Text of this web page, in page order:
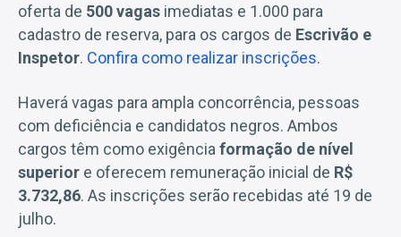
oferta de 500 vagas imediatas e 1.000 para
cadastro de reserva, para os cargos de Escrivão e
Inspetor. Confira como realizar inscrições.
Haverá vagas para ampla concorrência, pessoas
com deficiência e candidatos negros. Ambos
cargos têm como exigência formação de nível
superior e oferecem remuneração inicial de R$
3.732,86. As inscrições serão recebidas até 19 de
julho.